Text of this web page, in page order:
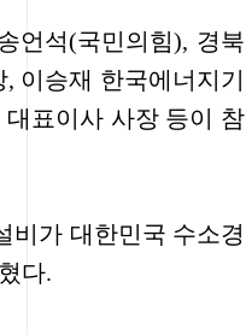
언석(국민의힘), 경북
이승재 한국에너지기
표이사 사장 등이 참
비가 대한민국 수소경
다.